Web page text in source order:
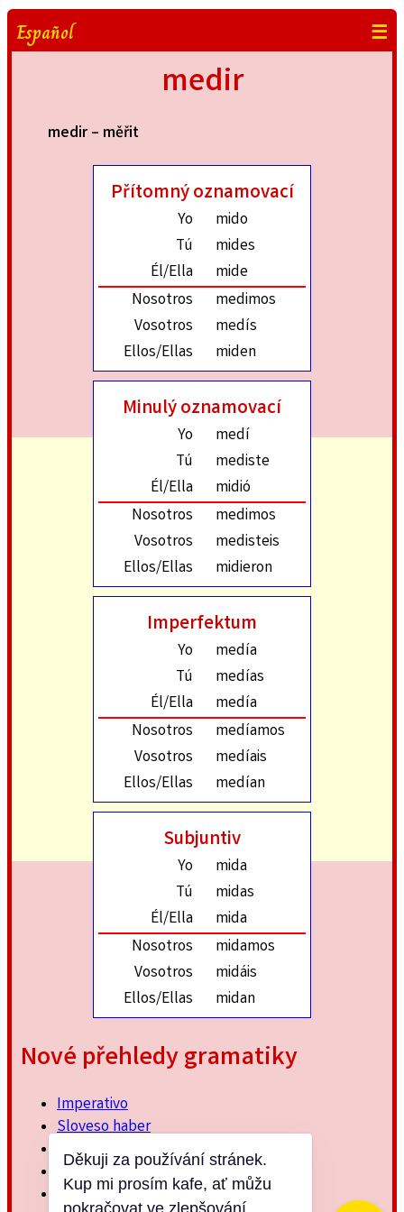
Español ☰
medir
medir – měřit
Přítomný oznamovací
Yo
mido
Tú
mides
Él/Ella
mide
Nosotros
medimos
Vosotros
medís
Ellos/Ellas
miden
Minulý oznamovací
Yo
medí
Tú
mediste
Él/Ella
midió
Nosotros
medimos
Vosotros
medisteis
Ellos/Ellas
midieron
Imperfektum
Yo
medía
Tú
medías
Él/Ella
medía
Nosotros
medíamos
Vosotros
medíais
Ellos/Ellas
medían
Subjuntiv
Yo
mida
Tú
midas
Él/Ella
mida
Nosotros
midamos
Vosotros
midáis
Ellos/Ellas
midan
Nové přehledy gramatiky
Imperativo
Sloveso haber
Imperfektum
Přítomný subjuntiv
Minulý jednoduchý
Děkuji za používání stránek.
Kup mi prosím kafe, ať můžu
pokračovat ve zlepšování